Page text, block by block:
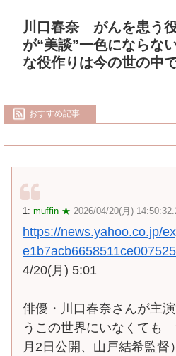
川口春奈 がんを患う
が“美談”一色にならな
な役作りは今の世の中
おすすめ記事
1: muffin ★ 2026/04/20(月)
https://news.yahoo.co.jp/
4/20(月) 5:01
俳優・川口春奈さんが主
うこの世界にいなくても
月2日公開、山戸結希監督